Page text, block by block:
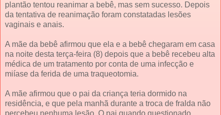
plantão tentou reanimar a bebê, mas sem sucesso. Depois
da tentativa de reanimação foram constatadas lesões
vaginais e anais.
A mãe da bebê afirmou que ela e a bebê chegaram em casa
na noite desta terça-feira (8) depois que a bebê recebeu alta
médica de um tratamento por conta de uma infecção e
miíase da ferida de uma traqueotomia.
A mãe afirmou que o pai da criança teria dormido na
residência, e que pela manhã durante a troca de fralda não